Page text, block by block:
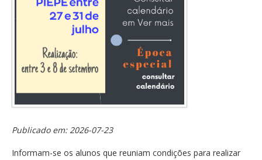
Publicado em: 2026-07-23
Informam-se os alunos que reuniam condições para realizar